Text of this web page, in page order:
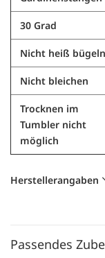
30 Grad
Nicht heiß bügeln
Nicht bleichen
Trocknen im
Tumbler nicht
möglich
Herstellerangaben
Passendes